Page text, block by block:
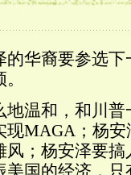
华裔要参选
温和，和川
MAGA；杨
；杨安泽要
国的经济，